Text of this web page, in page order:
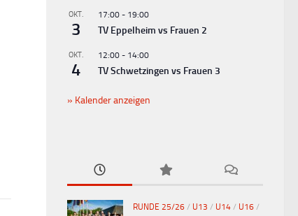
OKT.
3
17:00 - 19:00
TV Eppelheim vs Frauen 2
OKT.
4
12:00 - 14:00
TV Schwetzingen vs Frauen 3
Kalender anzeigen
RUNDE 25/26 / U13 / U14 / U16 /